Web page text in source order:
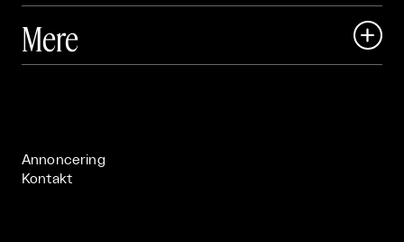
 Art Matter Festival
Mere 
Annoncering
Kontakt